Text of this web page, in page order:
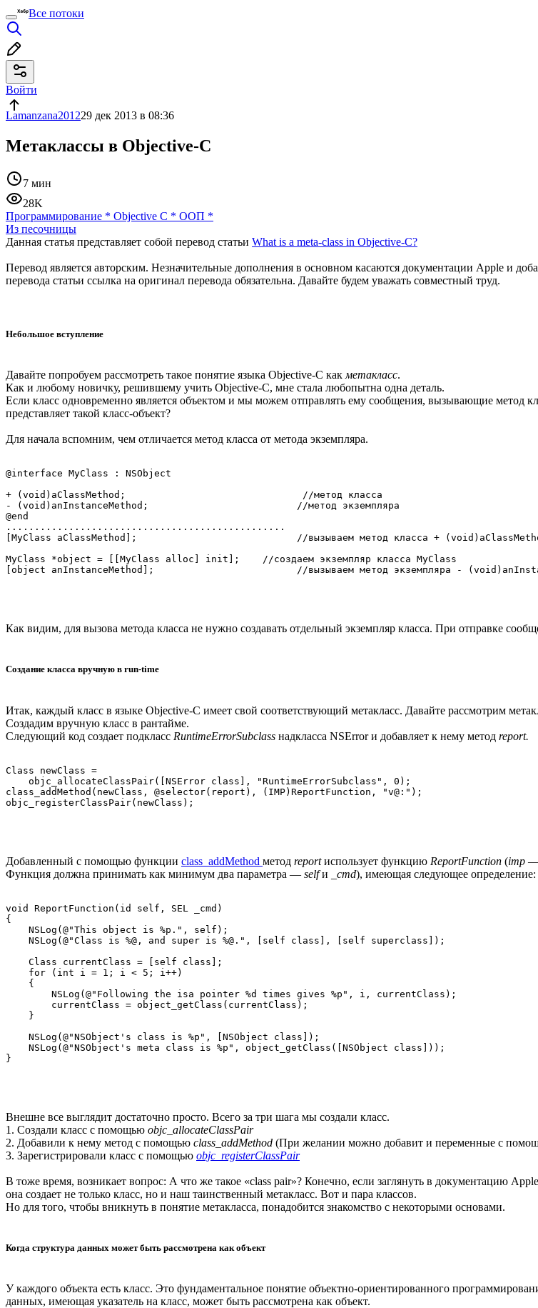
Все потоки
Войти
Lamanzana201229 дек 2013 в 08:36
Метаклассы в Objective-C
7 мин
28K
Программирование * Objective C * ООП *
Из песочницы
Данная статья представляет собой перевод статьи What is a meta-class in Objective-C?
Перевод является авторским. Незначительные дополнения в основном касаются документации Apple и
перевода статьи ссылка на оригинал перевода обязательна. Давайте будем уважать совместный труд.
Небольшое вступление
Давайте попробуем рассмотреть такое понятие языка Objective-C как метакласс.
Как и любому новичку, решившему учить Objective-C, мне стала любопытна одна деталь.
Если класс одновременно является объектом и мы можем отправлять ему сообщения, вызывающие метод
представляет такой класс-объект?
Для начала вспомним, чем отличается метод класса от метода экземпляра.
@interface MyClass : NSObject
+ (void)aClassMethod;                               //метод класса
- (void)anInstanceMethod;                          //метод экземпляра
@end
.................................................
[MyClass aClassMethod];                            //вызываем метод класса +
MyClass *object = [[MyClass alloc] init];    //создаем экземпляр класса MyClass
Как видим, для вызова метода класса не нужно создавать отдельный экземпляр класса. При отправке
Создание класса вручную в run-time
Итак, каждый класс в языке Objective-C имеет свой соответствующий метакласс. Давайте рассмотрим
Создадим вручную класс в рантайме.
Следующий код создает подкласс RuntimeErrorSubclass надкласса NSError и добавляет к нему метод report.
Class newClass =
    objc_allocateClassPair([NSError class], "RuntimeErrorSubclass", 0);
class_addMethod(newClass, @selector(report), (IMP)ReportFunction, "v@:");
Добавленный с помощью функции class_addMethod метод reportиспользует функцию ReportFunction (imp —
Функция должна принимать как минимум два параметра — selfи _cmd), имеющая следующее определение:
void ReportFunction(id self, SEL _cmd)
{
    NSLog(@"This object is %p.", self);
    NSLog(@"Class is %@, and super is %@.", [self class], [self superclass]);
    Class currentClass = [self class];
    for (int i = 1; i < 5; i++)
    {
        NSLog(@"Following the isa pointer %d times gives %p", i, currentClass);
        currentClass = object_getClass(currentClass);
    }
    NSLog(@"NSObject's class is %p", [NSObject class]);
    NSLog(@"NSObject's meta class is %p", object_getClass([NSObject class]));
Внешне все выглядит достаточно просто. Всего за три шага мы создали класс.
1. Создали класс с помощью objc_allocateClassPair
2. Добавили к нему метод с помощью class_addMethod (При желании можно добавит и переменные с
3. Зарегистрировали класс с помощью objc_registerClassPair
В тоже время, возникает вопрос: А что же такое «class pair»? Конечно, если заглянуть в документацию
она создает не только класс, но и наш таинственный метакласс. Вот и пара классов.
Но для того, чтобы вникнуть в понятие метакласса, понадобится знакомство с некоторыми основами.
Когда структура данных может быть рассмотрена как объект
У каждого объекта есть класс. Это фундаментальное понятие объектно-ориентированного
данных, имеющая указатель на класс, может быть рассмотрена как объект.